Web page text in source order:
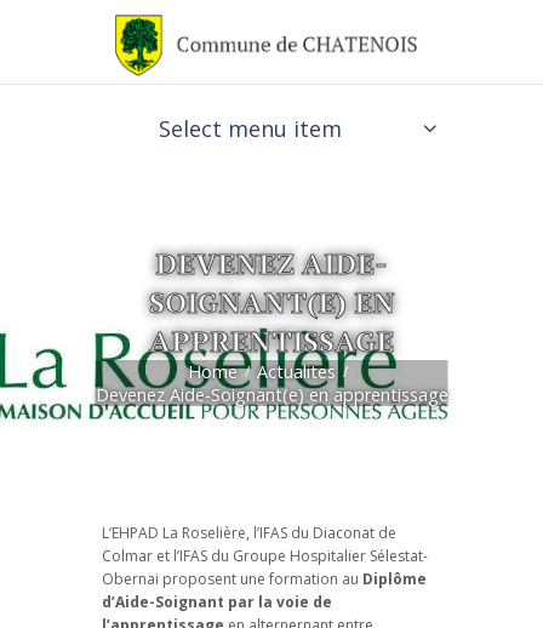
Select menu item
DEVENEZ AIDE-
SOIGNANT(E) EN
APPRENTISSAGE
Home
Actualites
Devenez Aide-Soignant(e) en apprentissage
L’EHPAD La Roselière, l’IFAS du Diaconat de
Colmar et l’IFAS du Groupe Hospitalier Sélestat-
Obernai proposent une formation au Diplôme
d’Aide-Soignant par la voie de